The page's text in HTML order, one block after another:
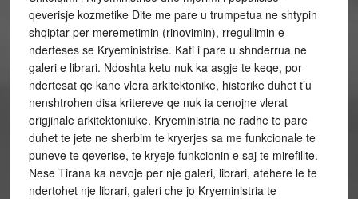
qeverisje kozmetike Dite me pare u trumpetua ne shtypin
shqiptar per meremetimin (rinovimin), rregullimin e
nderteses se Kryeministrise. Kati i pare u shnderrua ne
galeri e librari. Ndoshta ketu nuk ka asgje te keqe, por
ndertesat qe kane vlera arkitektonike, historike duhet t’u
nenshtrohen disa kritereve qe nuk ia cenojne vlerat
origjinale arkitektoniuke. Kryeministria ne radhe te pare
duhet te jete ne sherbim te kryerjes sa me funkcionale te
puneve te qeverise, te kryeje funkcionin e saj te mirefillte.
Nese Tirana ka nevoje per nje galeri, librari, atehere le te
ndertohet nje librari, galeri che jo Kryeministria te